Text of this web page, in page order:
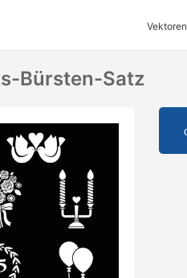
Vektoren
Bürsten-Satz